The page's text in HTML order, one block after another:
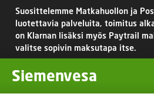
Siirry
sisältöön
Suosittelemme Matkahuollon ja
luotettavia palveluita, toimitus
on Klarnan lisäksi myös Paytrail
valitse sopivin maksutapa itse.
Siemenvesa